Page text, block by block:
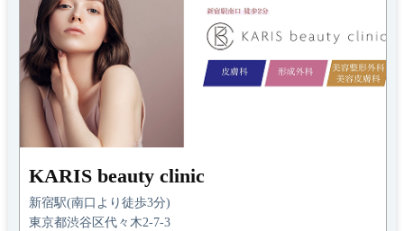
KARIS beauty clinic
新宿駅(南口より徒歩3分)
東京都渋谷区代々木2-7-3